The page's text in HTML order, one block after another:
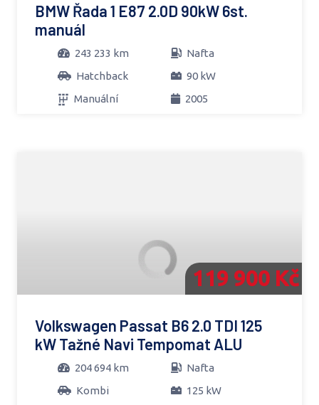
BMW Řada 1 E87 2.0D 90kW 6st.
manuál
243 233 km
Nafta
Hatchback
90 kW
Manuální
2005
119 900 Kč
Volkswagen Passat B6 2.0 TDI 125
kW Tažné Navi Tempomat ALU
204 694 km
Nafta
Kombi
125 kW